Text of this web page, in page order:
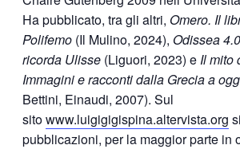
Ha pubblicato, tra gli altri, Omero. Il
Polifemo (Il Mulino, 2024), Odissea
ricorda Ulisse (Liguori, 2023) e Il mito
Immagini e racconti dalla Grecia a
Bettini, Einaudi, 2007). Sul
sitowww.luigigigispina.altervista.org
pubblicazioni, per la maggior parte in